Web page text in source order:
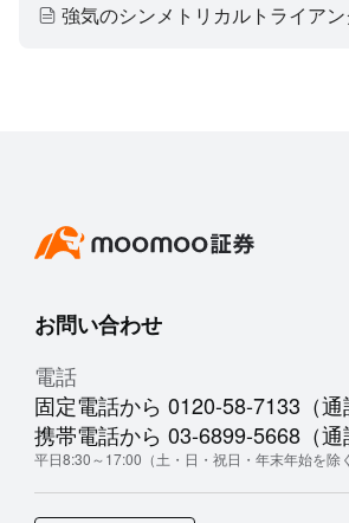
強気のシンメトリカルトライア
お問い合わせ
電話
固定電話から 0120-58-7133（通
携帯電話から 03-6899-5668（通
平日8:30～17:00（土・日・祝日・年末年始を除